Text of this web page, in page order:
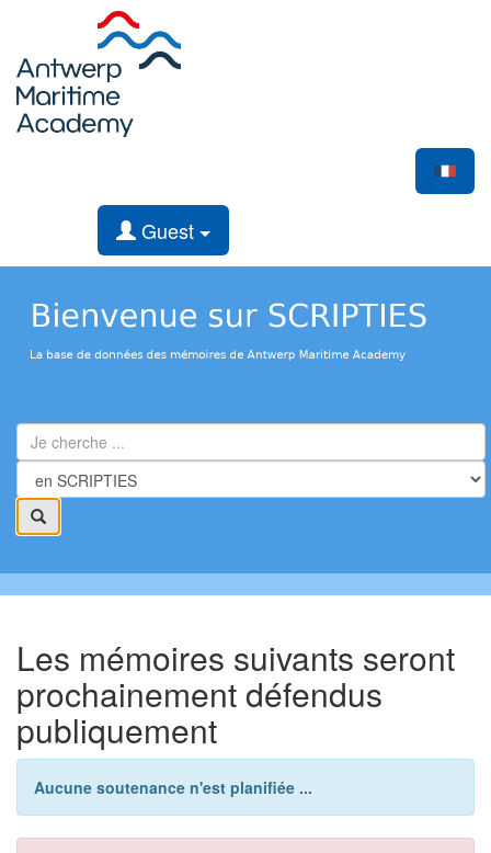
Guest
Les mémoires suivants seront
prochainement défendus
publiquement
Aucune soutenance n'est planifiée ...